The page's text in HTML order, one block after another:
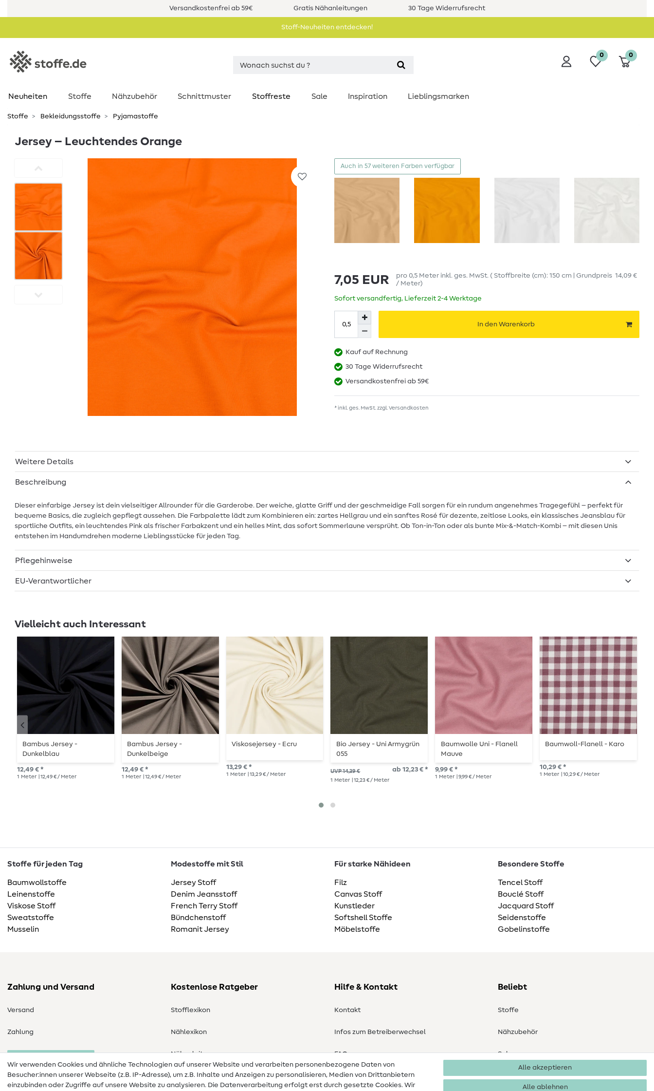
Versandkostenfrei ab 59€ Gratis Nähanleitungen 30 Tage Widerrufsrecht
Stoff-Neuheiten entdecken!
0 0
Neuheiten Stoffe Nähzubehör Schnittmuster Stoffreste Sale Inspiration Lieblingsmarken
Stoffe Bekleidungsstoffe Pyjamastoffe
Jersey – Leuchtendes Orange
Auch in 57 weiteren Farben verfügbar
7,05 EUR pro 0,5 Meter inkl. ges. MwSt. ( Stoffbreite (cm): 150 cm | Grundpreis 14,09 €
/ Meter)
Sofort versandfertig, Lieferzeit 2-4 Werktage
In den Warenkorb
Kauf auf Rechnung
30 Tage Widerrufsrecht
Versandkostenfrei ab 59€
* inkl. ges. MwSt. zzgl.Versandkosten
Weitere Details
Beschreibung
Dieser einfarbige Jersey ist dein vielseitiger Allrounder für die Garderobe. Der weiche, glatte Griff und der geschmeidige Fall sorgen für ein rundum angenehmes Tragegefühl – perfekt für
bequeme Basics, die zugleich gepflegt aussehen. Die Farbpalette lädt zum Kombinieren ein: zartes Hellgrau und ein sanftes Rosé für dezente, zeitlose Looks, ein klassisches Jeansblau für
sportliche Outfits, ein leuchtendes Pink als frischer Farbakzent und ein helles Mint, das sofort Sommerlaune versprüht. Ob Ton-in-Ton oder als bunte Mix-&-Match-Kombi – mit diesen Unis
entstehen im Handumdrehen moderne Lieblingsstücke für jeden Tag.
Pflegehinweise
EU-Verantwortlicher
Vielleicht auch Interessant
Bambus Jersey -
Dunkelblau
12,49 € *
1 Meter | 12,49 € / Meter
Bambus Jersey -
Dunkelbeige
12,49 € *
1 Meter | 12,49 € / Meter
Viskosejersey - Ecru
13,29 € *
1 Meter | 13,29 € / Meter
Bio Jersey - Uni Armygrün
055
UVP 14,39 € ab 12,23 € *
1 Meter | 12,23 € / Meter
Baumwolle Uni - Flanell
Mauve
9,99 € *
1 Meter | 9,99 € / Meter
Baumwoll-Flanell - Karo
10,29 € *
1 Meter | 10,29 € / Meter
Stoffe für jeden Tag
Baumwollstoffe
Leinenstoffe
Viskose Stoff
Sweatstoffe
Musselin
Modestoffe mit Stil
Jersey Stoff
Denim Jeansstoff
French Terry Stoff
Bündchenstoff
Romanit Jersey
Für starke Nähideen
Filz
Canvas Stoff
Kunstleder
Softshell Stoffe
Möbelstoffe
Besondere Stoffe
Tencel Stoff
Bouclé Stoff
Jacquard Stoff
Seidenstoffe
Gobelinstoffe
Zahlung und Versand
Versand
Zahlung
Kostenlose Ratgeber
Stofflexikon
Nählexikon
Nähanleitungen
Hilfe & Kontakt
Kontakt
Infos zum Betreiberwechsel
FAQ
Widerrufsrecht
Beliebt
Stoffe
Nähzubehör
Sale
Schnittmuster
Wir verwenden Cookies und ähnliche Technologien auf unserer Website und verarbeiten personenbezogene Daten von
Besucher:innen unserer Webseite (z.B. IP-Adresse), um z.B. Inhalte und Anzeigen zu personalisieren, Medien von Drittanbietern
einzubinden oder Zugriffe auf unsere Website zu analysieren. Die Datenverarbeitung erfolgt erst durch gesetzte Cookies. Wir
Alle akzeptieren
Alle ablehnen